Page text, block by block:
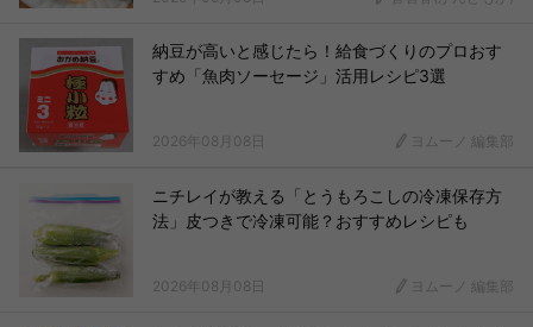
納豆が高いと感じたら！給食づくりのプロおす
すめ「魚肉ソーセージ」活用レシピ3選
2026年08月08日 ヨムーノ 編集部
ニチレイが教える「とうもろこしの冷凍保存方
法」皮つきで冷凍可能？おすすめレシピも
2026年08月08日 ヨムーノ 編集部